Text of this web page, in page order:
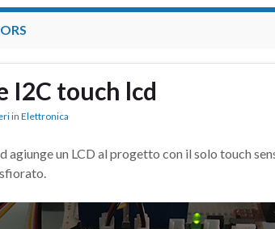
I2C touch lcd
in Elettronica
agiunge un LCD al progetto con il solo touch